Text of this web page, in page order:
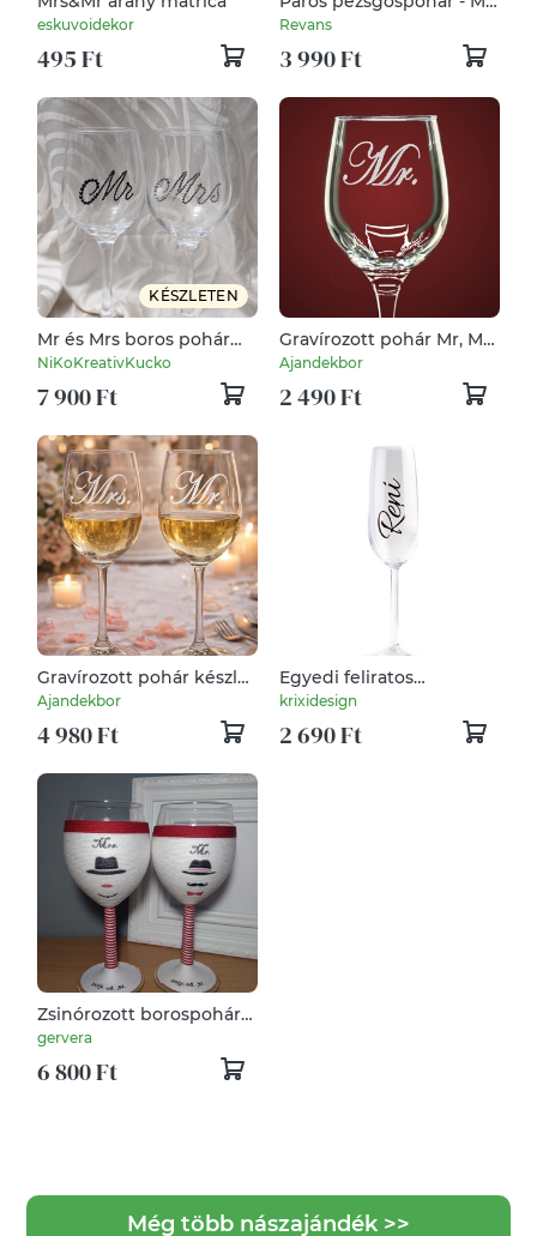
eskuvoidekor
495 Ft
és Mrs.
Revans
3 990 Ft
KÉSZLETEN
Mr és Mrs boros pohár
szett
NiKoKreativKucko
7 900 Ft
Gravírozott pohár Mr, Mrs
felirattal vagy saját
névvel / felirattal
Ajandekbor
2 490 Ft
Gravírozott pohár készlet
Mr, Mrs felirattal 2db
Ajandekbor
4 980 Ft
Egyedi feliratos
pezsgőspohár, esküvőre,
koszorúslánynak
krixidesign
2 690 Ft
Zsinórozott borospohár
mr és mrs
gervera
6 800 Ft
Még több nászajándék >>